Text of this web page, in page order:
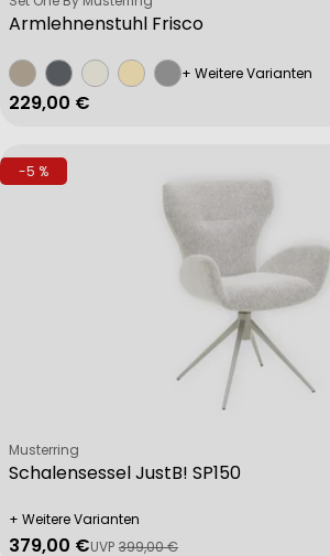
Armlehnenstuhl Frisco
+ Weitere Varianten
Regulärer Preis
229,00 €
-5 %
Schalensessel JustB! SP150
Verkäufer:
Musterring
+ Weitere Varianten
Verkaufspreis
379,00 €
Regulärer Preis
UVP 399,00 €